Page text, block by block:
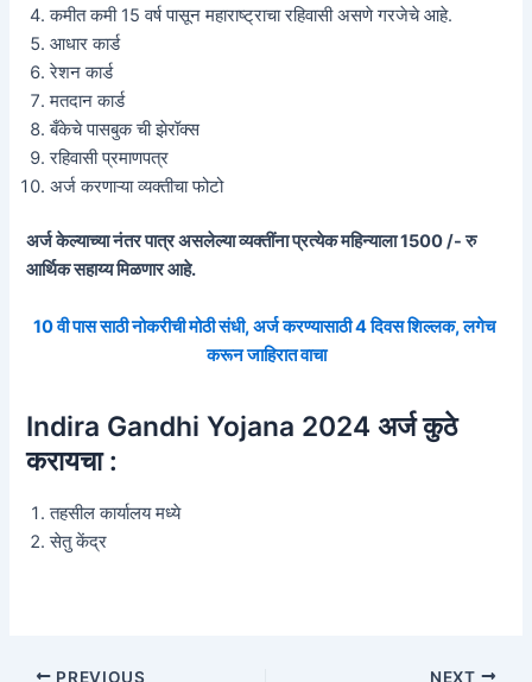
कमीत कमी 15 वर्ष पासून महाराष्ट्राचा रहिवासी असणे गरजेचे आहे.
आधार कार्ड
रेशन कार्ड
मतदान कार्ड
बँकेचे पासबुक ची झेरॉक्स
रहिवासी प्रमाणपत्र
अर्ज करणाऱ्या व्यक्तीचा फोटो
अर्ज केल्याच्या नंतर पात्र असलेल्या व्यक्तींना प्रत्येक महिन्याला 1500 /- रु
आर्थिक सहाय्य मिळणार आहे.
10 वी पास साठी नोकरीची मोठी संधी, अर्ज करण्यासाठी 4 दिवस शिल्लक, लगेच
करून जाहिरात वाचा
Indira Gandhi Yojana 2024 अर्ज कुठे
करायचा :
तहसील कार्यालय मध्ये
सेतु केंद्र
Post PREVIOUS NEXT